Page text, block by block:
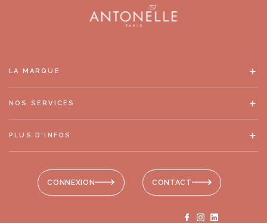
CONNEXION CONTACT
LA MARQUE
NOS SERVICES
PLUS D'INFOS